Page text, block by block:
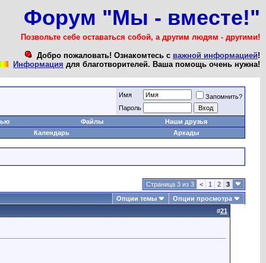
Форум "Мы - вместе!"
Позвольте себе оставаться собой, а другим людям - другими!
Добро пожаловать! Ознакомтесь с важной информацией!
Информация для благотворителей. Ваша помощь очень нужна!
Имя
Запомнить?
Пароль
Файлы
Наши друзья
Календарь
Аркады
Страница 3 из 3 < 1 2
3
Опции темы
Опции просмотра
#21